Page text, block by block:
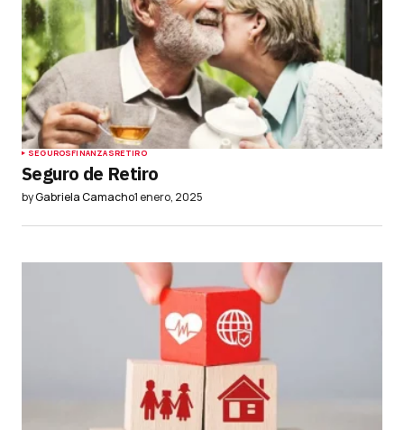
Comment*
Your Name*
Your E-mail*
web en este navegador para la próxima vez que
haga un comentario.
Submit Comment
SEGUROSFINANZASRETIRO
Seguro de Retiro
byGabriela Camacho1 enero, 2025